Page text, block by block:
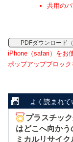
共用の
PDFダウンロード
iPhone（safari）をお
ポップアップブロック
よく読まれ
プラスチッ
はどこへ向か
ミカルリサイク